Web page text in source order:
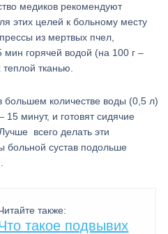
медиков рекомендуют
этих целей к больному месту
из мертвых пчел,
мин горячей водой (на 100 г –
тканью.
большем количестве воды (0,5 л)
минут, и готовят сидячие
всего делать эти
больной сустав подольше
также:
такое подвывих